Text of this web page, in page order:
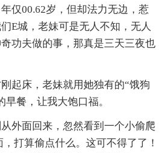
仅00.62岁，但却法力无边，惹
E城，老妹可是无人不知，无人
功夫做的事，那真是三天三夜也
起床，老妹就用她独有的“饿狗
餐，让我大饱口福。
外面回来，忽然看到一个小偷爬
打算偷点什么。这可不得了了！